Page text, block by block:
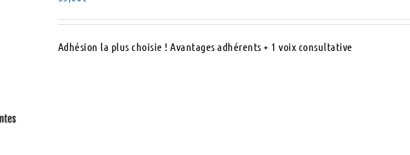
Adhésion la plus choisie ! Avantages adhérents + 1 voix consultative